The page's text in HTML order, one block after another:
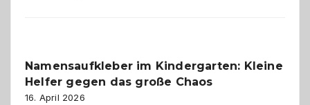
ist
eine
Namensaufkleber im Kindergarten: Kleine
Helfer gegen das große Chaos
16. April 2026